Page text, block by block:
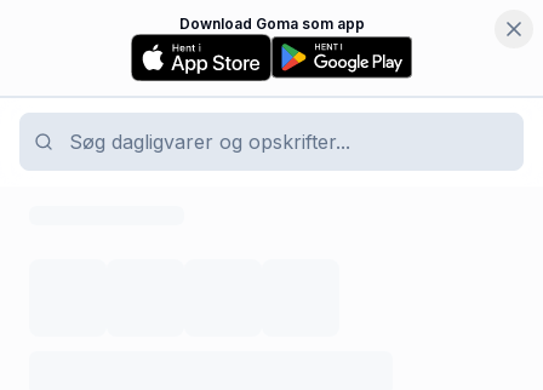
Download Goma som app